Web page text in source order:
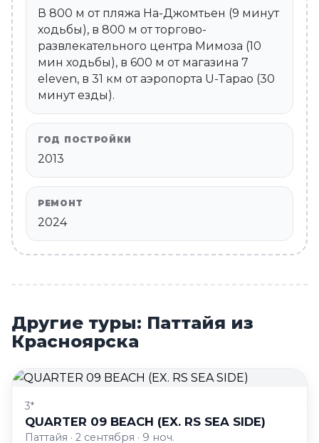
В 800 м от пляжа На-Джомтьен (9 минут
ходьбы), в 800 м от торгово-
развлекательного центра Мимоза (10
мин ходьбы), в 600 м от магазина 7
eleven, в 31 км от аэропорта U-Tapao (30
минут езды).
ГОД ПОСТРОЙКИ
2013
РЕМОНТ
2024
Другие туры: Паттайя из
Красноярска
3*
QUARTER 09 BEACH (EX. RS SEA SIDE)
Паттайя · 2 сентября · 9 ноч.